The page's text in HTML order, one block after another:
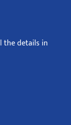
the details in